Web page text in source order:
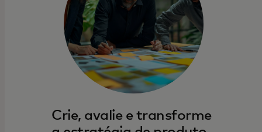
Crie, avalie e transforme